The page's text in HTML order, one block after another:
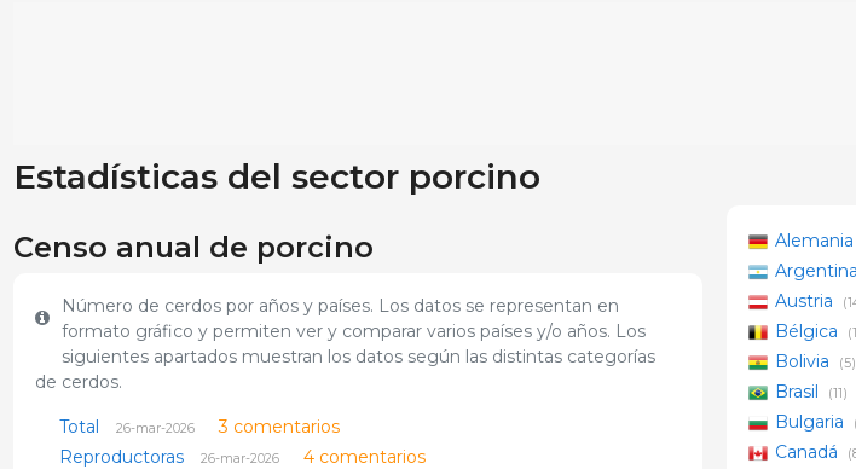
Estadísticas del sector porcino
Censo anual de porcino
Número de cerdos por años y países. Los datos se representan en
formato gráfico y permiten ver y comparar varios países y/o años. Los
siguientes apartados muestran los datos según las distintas categorías
de cerdos.
Total 26-mar-2026
3 comentarios
Reproductoras
26-mar-2026
4 comentarios
Alemania
Argentina
Austria
Bélgica
Bolivia (5)
Brasil (11)
Bulgaria
Canadá